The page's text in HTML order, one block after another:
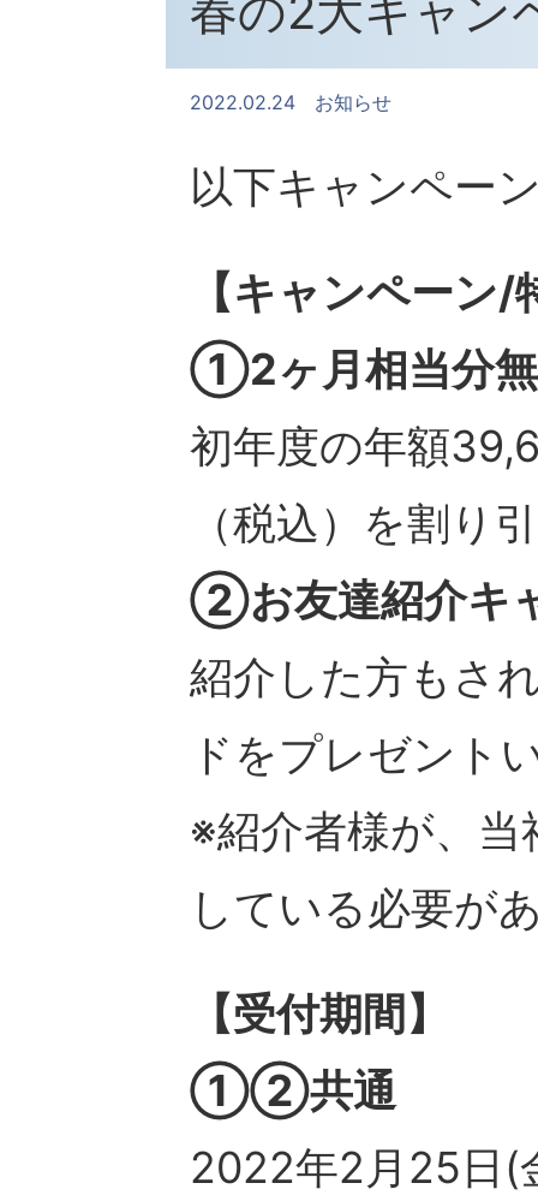
2022.02.24 お知らせ
以下キャンペー
【キャンペーン/
①2ヶ月相当分
初年度の年額
（税込）を割り
②お友達紹介キ
紹介した方もさ
ドをプレゼント
※紹介者様が、
している必要が
【受付期間】
①②共通
2022年2月25日(